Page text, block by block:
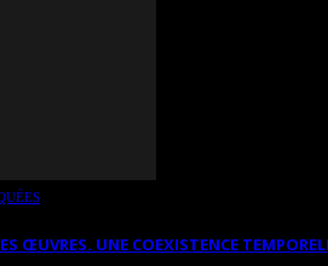
ŒUVRES. UNE COEXISTENCE